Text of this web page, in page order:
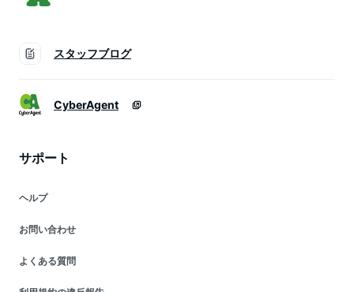
スタッフブログ
CyberAgent
サポート
ヘルプ
お問い合わせ
よくある質問